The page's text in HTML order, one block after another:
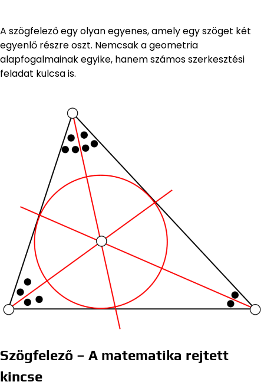
A szögfelező egy olyan egyenes, amely egy szöget két
egyenlő részre oszt. Nemcsak a geometria
alapfogalmainak egyike, hanem számos szerkesztési
feladat kulcsa is.
Szögfelező – A matematika rejtett
kincse